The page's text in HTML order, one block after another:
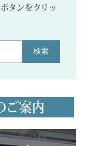
タンをクリッ
検索
ご案内